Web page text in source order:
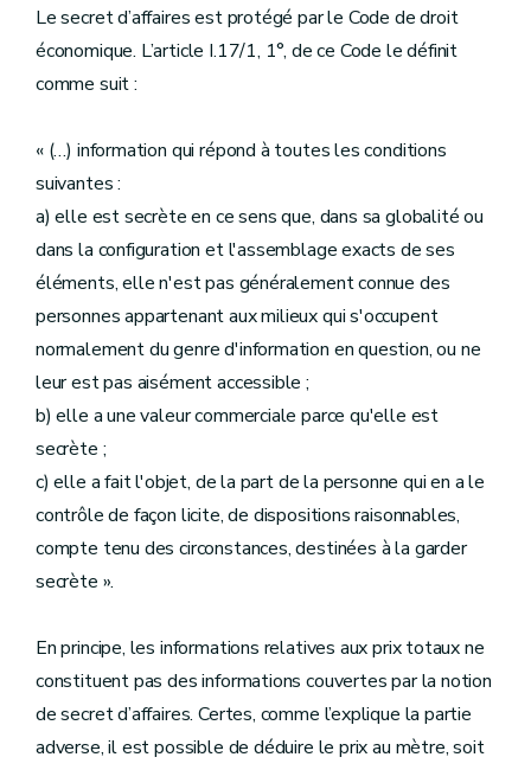
Le secret d’affairesest protégé par le Code de droit
économique. L’article I.17/1, 1°, de ce Code le définit
comme suit :
« (…) information qui répond à toutes les conditions
suivantes :
a) elle est secrète en ce sens que, dans sa globalité ou
dans la configuration et l'assemblage exacts de ses
éléments, elle n'est pas généralement connue des
personnes appartenant aux milieux qui s'occupent
normalement du genre d'information en question, ou ne
leur est pas aisément accessible ;
b) elle a une valeur commerciale parce qu'elle est
secrète ;
c) elle a fait l'objet, de la part de la personne qui en a le
contrôle de façon licite, de dispositions raisonnables,
compte tenu des circonstances, destinées à la garder
secrète ».
En principe, les informations relatives aux prix totaux ne
constituent pas des informations couvertes par la notion
de secret d’affaires. Certes, comme l’explique la partie
adverse, il est possible de déduire le prix au mètre, soit